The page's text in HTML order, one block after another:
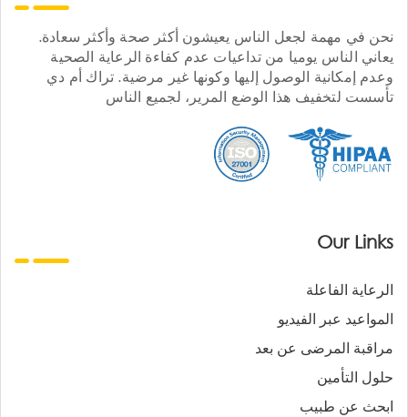
نحن في مهمة لجعل الناس يعيشون أكثر صحة وأكثر سعادة.
يعاني الناس يوميا من تداعيات عدم كفاءة الرعاية الصحية
وعدم إمكانية الوصول إليها وكونها غير مرضية. تراك أم دي
تأسست لتخفيف هذا الوضع المرير، لجميع الناس
Our Links
الرعاية الفاعلة
المواعيد عبر الفيديو
مراقبة المرضى عن بعد
حلول التأمين
ابحث عن طبيب